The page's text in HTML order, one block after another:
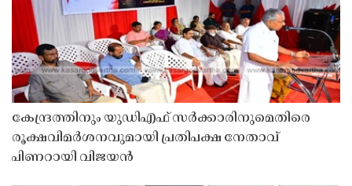
കേന്ദ്രത്തിനും യുഡിഎഫ് സർക്കാരിനുമെതിരെ
രൂക്ഷവിമർശനവുമായി പ്രതിപക്ഷ നേതാവ്
പിണറായി വിജയൻ